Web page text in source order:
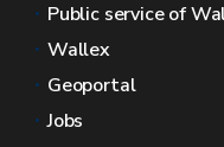
Public service of
Wallex
Geoportal
Jobs